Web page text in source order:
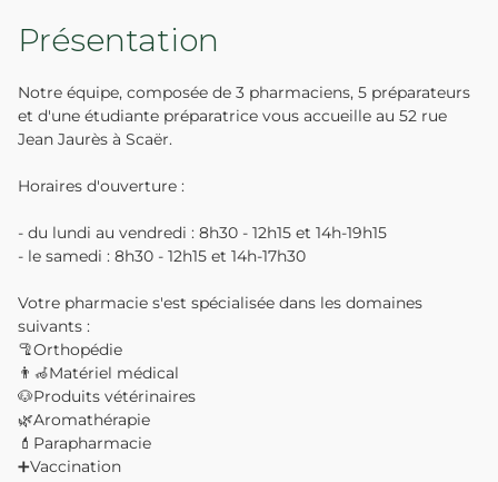
Présentation
Notre équipe, composée de 3 pharmaciens, 5 préparateurs
et d'une étudiante préparatrice vous accueille au 52 rue
Jean Jaurès à Scaër.
Horaires d'ouverture :
- du lundi au vendredi : 8h30 - 12h15 et 14h-19h15
- le samedi : 8h30 - 12h15 et 14h-17h30
Votre pharmacie s'est spécialisée dans les domaines
suivants :
🦿Orthopédie
👨‍🦽Matériel médical
🐶Produits vétérinaires
🌿Aromathérapie
💄Parapharmacie
➕Vaccination